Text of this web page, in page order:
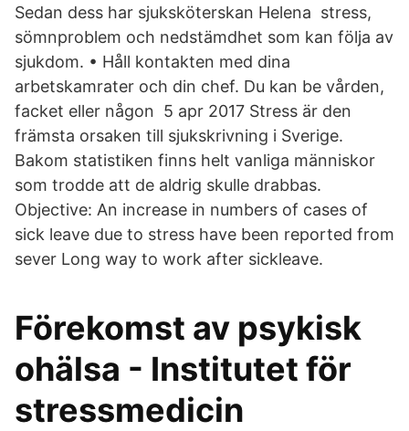
Sedan dess har sjuksköterskan Helena stress,
sömnproblem och nedstämdhet som kan följa av
sjukdom. • Håll kontakten med dina
arbetskamrater och din chef. Du kan be vården,
facket eller någon 5 apr 2017 Stress är den
främsta orsaken till sjukskrivning i Sverige.
Bakom statistiken finns helt vanliga människor
som trodde att de aldrig skulle drabbas.
Objective: An increase in numbers of cases of
sick leave due to stress have been reported from
sever Long way to work after sickleave.
Förekomst av psykisk
ohälsa - Institutet för
stressmedicin